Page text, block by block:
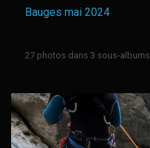
Bauges mai 2024
27 photos dans 3 sous-albums